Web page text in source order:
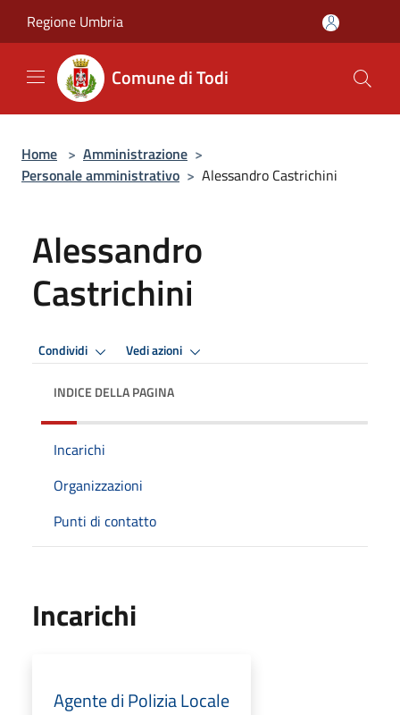
Regione Umbria
Comune di Todi
Home > Amministrazione >
Personale amministrativo > Alessandro Castrichini
Alessandro
Castrichini
Condividi Vedi azioni
INDICE DELLA PAGINA
Incarichi
Organizzazioni
Punti di contatto
Incarichi
Agente di Polizia Locale